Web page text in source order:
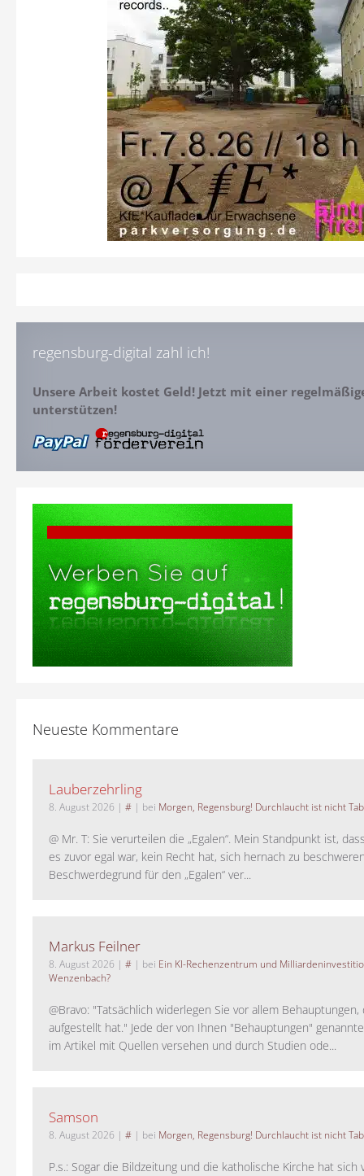
regensburg-digital zahl ich!
Unsere Arbeit kostet Geld! Jetzt mit einer
unterstützen!
Neueste Kommentare
Lauberzehrling
8. August 2026 | # | bei Morgen, Regensburg! Durchlaucht ist nicht
@ Mr. T: Sie verurteilen die „Egalen“. Mein Standpunkt ist,
es zuvor egal war, kein Recht hat, sich hernach zu
Beschwerdegrund für den „Egalen“ ver...
Markus Feilner
8. August 2026 | # | bei Ein KI-Rechenzentrum und
Wenzenbach?
@Bravo: "Tatsächlich widerlegen Sie vor allem
aufgestellt hat." Jede der von Ihnen "Behauptungen"
im Artikel mit Quellen versehen und durch Studien ode...
Samson
8. August 2026 | # | bei Morgen, Regensburg! Durchlaucht ist nicht
P.s.: Sogar die Bildzeitung und die katholische Kirche hat sich